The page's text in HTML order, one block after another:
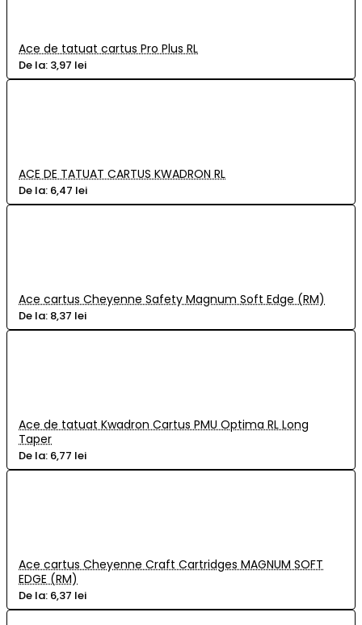
Ace de tatuat cartus Pro Plus RL
De la: 3,97 lei
ACE DE TATUAT CARTUS KWADRON RL
De la: 6,47 lei
Ace cartus Cheyenne Safety Magnum Soft Edge (RM)
De la: 8,37 lei
Ace de tatuat Kwadron Cartus PMU Optima RL Long
Taper
De la: 6,77 lei
Ace cartus Cheyenne Craft Cartridges MAGNUM SOFT
EDGE (RM)
De la: 6,37 lei